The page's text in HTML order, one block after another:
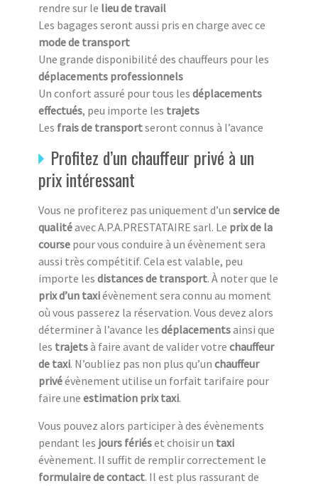
rendre sur le lieu de travail
Les bagages seront aussi pris en charge avec ce
mode de transport
Une grande disponibilité des chauffeurs pour les
déplacements professionnels
Un confort assuré pour tous les déplacements
effectués, peu importe les trajets
Les frais de transportseront connus à l’avance
Profitez d’un chauffeur privé à un
prix intéressant
Vous ne profiterez pas uniquement d’un service de
qualitéavec A.P.A.PRESTATAIRE sarl. Le prix de la
course pour vous conduire à un évènement sera
aussi très compétitif. Cela est valable, peu
importe les distances de transport. À noter que le
prix d’un taxiévènement sera connu au moment
où vous passerez la réservation. Vous devez alors
déterminer à l’avance les déplacementsainsi que
les trajetsà faire avant de valider votre chauffeur
de taxi. N’oubliez pas non plus qu’un chauffeur
privéévènement utilise un forfait tarifaire pour
faire une estimation prix taxi.
Vous pouvez alors participer à des évènements
pendant les jours fériéset choisir un taxi
évènement. Il suffit de remplir correctement le
formulaire de contact. Il est plus rassurant de